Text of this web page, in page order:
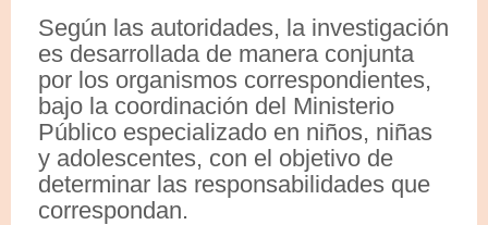
Según las autoridades, la investigación
es desarrollada de manera conjunta
por los organismos correspondientes,
bajo la coordinación del Ministerio
Público especializado en niños, niñas
y adolescentes, con el objetivo de
determinar las responsabilidades que
correspondan.